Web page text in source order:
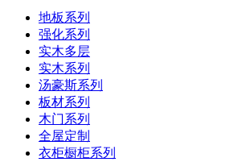
地板系列
强化系列
实木多层
实木系列
汤豪斯系列
板材系列
木门系列
全屋定制
衣柜橱柜系列